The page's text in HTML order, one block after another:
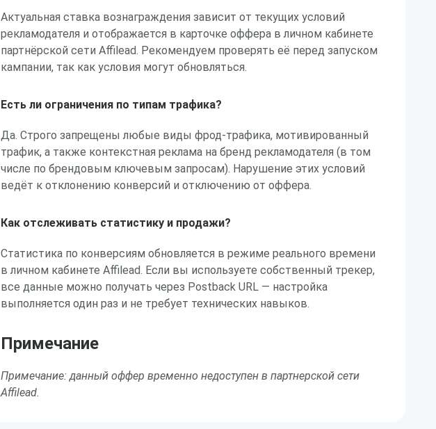
Актуальная ставка вознаграждения зависит от текущих условий
рекламодателя и отображается в карточке оффера в личном кабинете
партнёрской сети Affilead. Рекомендуем проверять её перед запуском
кампании, так как условия могут обновляться.
Есть ли ограничения по типам трафика?
Да. Строго запрещены любые виды фрод-трафика, мотивированный
трафик, а также контекстная реклама на бренд рекламодателя (в том
числе по брендовым ключевым запросам). Нарушение этих условий
ведёт к отклонению конверсий и отключению от оффера.
Как отслеживать статистику и продажи?
Статистика по конверсиям обновляется в режиме реального времени
в личном кабинете Affilead. Если вы используете собственный трекер,
все данные можно получать через Postback URL — настройка
выполняется один раз и не требует технических навыков.
Примечание
Примечание: данный оффер временно недоступен в партнерской сети
Affilead.